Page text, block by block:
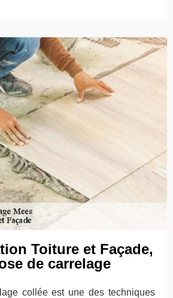
Toiture et Façade,
de carrelage
collée est une des techniques